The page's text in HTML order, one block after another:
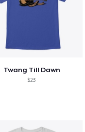
Twang Till Dawn
$23